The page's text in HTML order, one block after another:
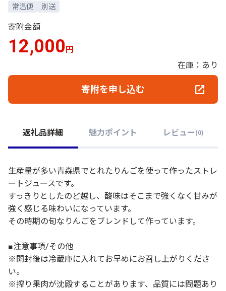
常温便 別送
寄附金額
12,000 円
在庫：あり
寄附を申し込む
返礼品詳細 魅力ポイント レビュー (0)
生産量が多い青森県でとれたりんごを使って作ったストレ
ートジュースです。
すっきりとしたのど越し、酸味はそこまで強くなく甘みが
強く感じる味わいになっています。
その時期の旬なりんごをブレンドして作っています。
■注意事項/その他
※開封後は冷蔵庫に入れてお早めにお召し上がりくださ
い。
※搾り果肉が沈殿することがあります、品質には問題あり